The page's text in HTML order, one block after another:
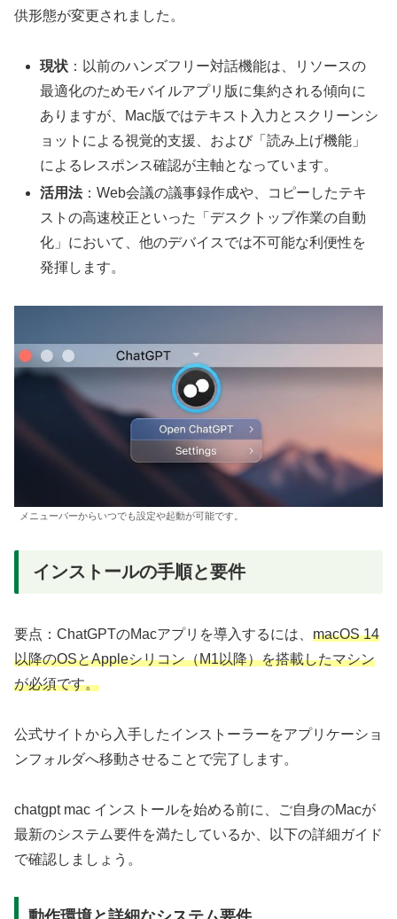
供形態が変更されました。
現状 ：以前のハンズフリー対話機能は、リソースの
最適化のためモバイルアプリ版に集約される傾向に
ありますが、Mac版ではテキスト入力とスクリーンシ
ョットによる視覚的支援、および「読み上げ機能」
によるレスポンス確認が主軸となっています。
活用法：Web会議の議事録作成や、コピーしたテキ
ストの高速校正といった「デスクトップ作業の自動
化」において、他のデバイスでは不可能な利便性を
発揮します。
メニューバーからいつでも設定や起動が可能です。
インストールの手順と要件
要点：ChatGPTのMacアプリを導入するには、 macOS 14
以降のOSとAppleシリコン（M1以降）を搭載したマシン
が必須です。
公式サイトから入手したインストーラーをアプリケーショ
ンフォルダへ移動させることで完了します。
chatgpt mac インストールを始める前に、ご自身のMacが
最新のシステム要件を満たしているか、以下の詳細ガイド
で確認しましょう。